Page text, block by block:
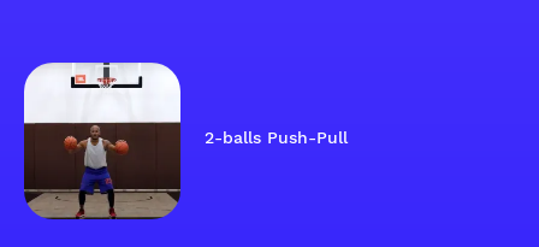
2-balls Push-Pull